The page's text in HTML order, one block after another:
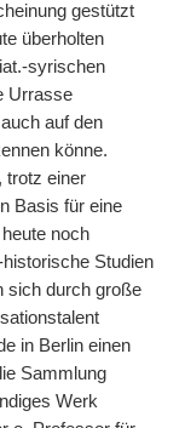
gestützt
überholten
syrischen
Urrasse
auf den
könne.
trotz einer
Basis für eine
noch
Studien
sich durch große
in Berlin einen
Sammlung
Werk